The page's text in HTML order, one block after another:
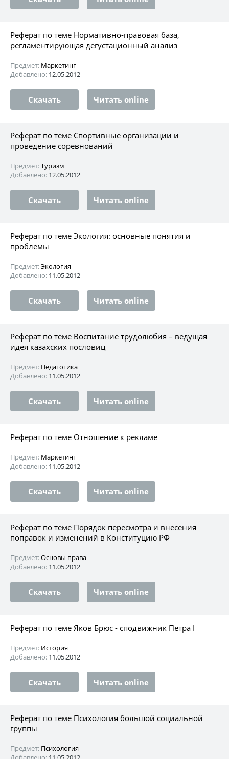
Реферат по теме Нормативно-правовая база,
регламентирующая дегустационный анализ
Предмет: Маркетинг
Добавлено: 12.05.2012
Скачать Читать online
Реферат по теме Спортивные организации и
проведение соревнований
Предмет:Туризм
Добавлено: 12.05.2012
Скачать Читать online
Реферат по теме Экология: основные понятия и
проблемы
Предмет:Экология
Добавлено: 11.05.2012
Скачать Читать online
Реферат по теме Воспитание трудолюбия – ведущая
идея казахских пословиц
Предмет: Педагогика
Добавлено: 11.05.2012
Скачать Читать online
Реферат по теме Отношение к рекламе
Предмет: Маркетинг
Добавлено: 11.05.2012
Скачать Читать online
Реферат по теме Порядок пересмотра и внесения
поправок и изменений в Конституцию РФ
Предмет:Основы права
Добавлено: 11.05.2012
Скачать Читать online
Реферат по теме Яков Брюс - сподвижник Петра I
Предмет: История
Добавлено: 11.05.2012
Скачать Читать online
Реферат по теме Психология большой социальной
группы
Предмет: Психология